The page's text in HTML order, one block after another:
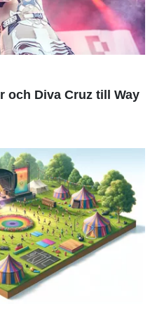
och Diva Cruz till Way